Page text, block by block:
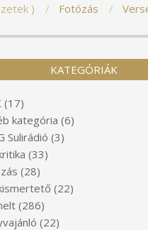
Fotózás
KATEGÓRIÁK
(17)
kategória (6)
Sulirádió (3)
(33)
(28)
(22)
(286)
(22)